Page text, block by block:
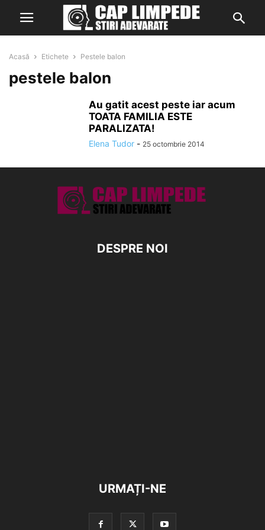
Acasă Etichete Pestele balon
pestele balon
Au gatit acest peste iar acum
TOATA FAMILIA ESTE
PARALIZATA!
Elena Tudor - 25 octombrie 2014
DESPRE NOI
URMAȚI-NE